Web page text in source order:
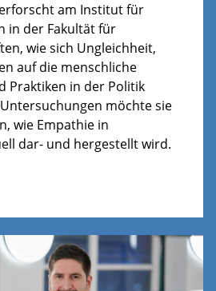
am Institut für
in der Fakultät für
wie sich Ungleichheit,
auf die menschliche
Praktiken in der Politik
möchte sie
wie Empathie in
dar- und hergestellt wird.